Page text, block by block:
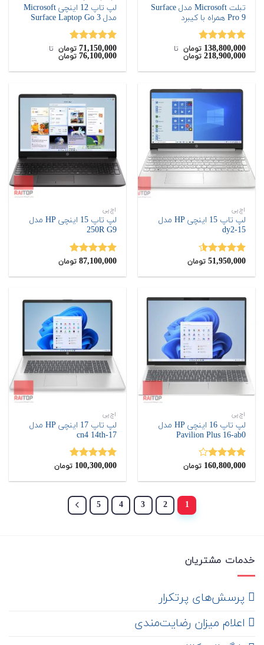
تبلت Microsoft مدل Surface
Pro 9 همراه با کیبرد
نمره4.80
از 5
138,800,000 تومان ‌ تا ‌
218,900,000 تومان
لپ تاپ 12 اینچی Microsoft
مدل Surface Laptop Go 3
نمره5.00
از 5
71,150,000 تومان ‌ تا ‌
76,100,000 تومان
اچ‌پی
لپ تاپ 15 اینچی HP مدل
15-dy2
نمره4.50
51,950,000 تومان
اچ‌پی
لپ تاپ 15 اینچی HP مدل
250R G9
نمره5.00
87,100,000 تومان
اچ‌پی
لپ تاپ 16 اینچی HP مدل
Pavilion Plus 16-ab0
نمره
160,800,000 تومان
اچ‌پی
لپ تاپ 17 اینچی HP مدل
17-cn4 14th
نمره5.00
100,300,000 تومان
1
2
3
4
5
خدمات مشتریان
‌ پرسش‌های پرتکرار
اعلام میزان رضایت‌مندی